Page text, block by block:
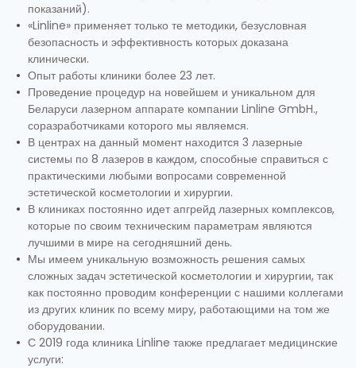
показаний).
«Linline» применяет только те методики, безусловная
безопасность и эффективность которых доказана
клинически.
Опыт работы клиники более 23 лет.
Проведение процедур на новейшем и уникальном для
Беларуси лазерном аппарате компании Linline GmbH.,
соразработчиками которого мы являемся.
В центрах на данный момент находится 3 лазерные
системы по 8 лазеров в каждом, способные справиться с
практическими любыми вопросами современной
эстетической косметологии и хирургии.
В клиниках постоянно идет апгрейд лазерных комплексов,
которые по своим техническим параметрам являются
лучшими в мире на сегодняшний день.
Мы имеем уникальную возможность решения самых
сложных задач эстетической косметологии и хирургии, так
как постоянно проводим конференции с нашими коллегами
из других клиник по всему миру, работающими на том же
оборудовании.
С 2019 года клиника Linline также предлагает медицинские
услуги: